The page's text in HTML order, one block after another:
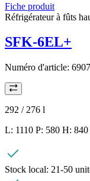
Fiche produit
Réfrigérateur à fûts
SFK-6EL+
Numéro d'article:
292 / 276 l
L: 1110 P: 580 H: 840
Stock local: 21-50